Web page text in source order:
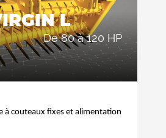
excellente qualité de
VIRGIN L
de 80 à 120 HP
à couteaux fixes et alimentation